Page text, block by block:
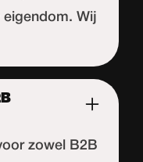
eigendom. Wij
zowel B2B